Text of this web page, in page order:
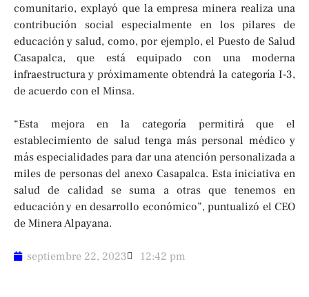
comunitario, explayó que la empresa minera realiza una
contribución social especialmente en los pilares de
educación y salud, como, por ejemplo, el Puesto de Salud
Casapalca, que está equipado con una moderna
infraestructura y próximamente obtendrá la categoría I-3,
de acuerdo con el Minsa.
“Esta mejora en la categoría permitirá que el
establecimiento de salud tenga más personal médico y
más especialidades para dar una atención personalizada a
miles de personas del anexo Casapalca. Esta iniciativa en
salud de calidad se suma a otras que tenemos en
educación y en desarrollo económico”, puntualizó el CEO
de Minera Alpayana.
septiembre 22, 2023 12:42 pm